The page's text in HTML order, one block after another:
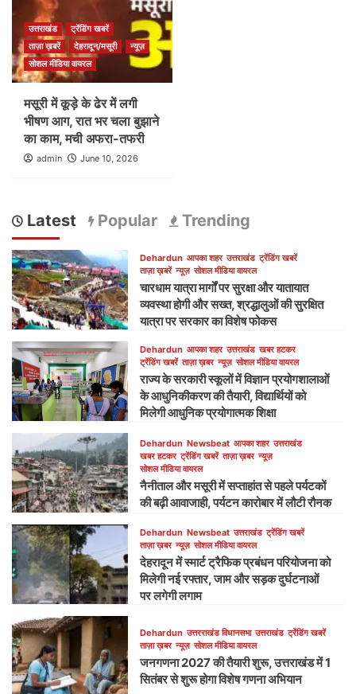
उत्तराखंड
ट्रेंडिंग खबरें
ताज़ा ख़बरें
देहरादून/मसूरी
न्यूज़
सोशल मीडिया वायरल
मसूरी में कूड़े के ढेर में लगी
भीषण आग, रात भर चला बुझाने
का काम, मची अफरा-तफरी
admin June 10, 2026
Latest Popular Trending
Dehardun आपका शहर उत्तराखंड ट्रेंडिंग खबरें
ताज़ा ख़बरें न्यूज़ सोशल मीडिया वायरल
चारधाम यात्रा मार्गों पर सुरक्षा और यातायात
व्यवस्था होगी और सख्त, श्रद्धालुओं की सुरक्षित
यात्रा पर सरकार का विशेष फोकस
Dehardun आपका शहर उत्तराखंड खबर हटकर
ट्रेंडिंग खबरें ताज़ा ख़बर न्यूज़ सोशल मीडिया वायरल
राज्य के सरकारी स्कूलों में विज्ञान प्रयोगशालाओं
के आधुनिकीकरण की तैयारी, विद्यार्थियों को
मिलेगी आधुनिक प्रयोगात्मक शिक्षा
Dehardun Newsbeat आपका शहर उत्तराखंड
खबर हटकर ट्रेंडिंग खबरें ताज़ा ख़बर न्यूज़
सोशल मीडिया वायरल
नैनीताल और मसूरी में सप्ताहांत से पहले पर्यटकों
की बढ़ी आवाजाही, पर्यटन कारोबार में लौटी रौनक
Dehardun Newsbeat उत्तराखंड ट्रेंडिंग खबरें
ताज़ा ख़बर न्यूज़ सोशल मीडिया वायरल
देहरादून में स्मार्ट ट्रैफिक प्रबंधन परियोजना को
मिलेगी नई रफ्तार, जाम और सड़क दुर्घटनाओं
पर लगेगी लगाम
Dehardun उत्तरराखंड विधानसभा उत्तराखंड ट्रेंडिंग खबरें
ताज़ा ख़बर न्यूज़ सोशल मीडिया वायरल
जनगणना 2027 की तैयारी शुरू, उत्तराखंड में 1
सितंबर से शुरू होगा विशेष गणना अभियान